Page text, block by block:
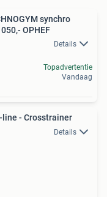
synchro
OPHEF
Details
Topadvertentie
Vandaag
- Crosstrainer
Details